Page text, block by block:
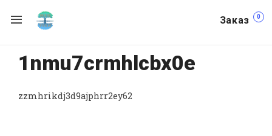
Заказ 0
1nmu7crmhlcbx0e
zzmhrikdj3d9ajphrr2ey62